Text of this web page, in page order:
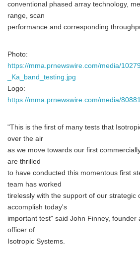
conventional phased array technology,
range, scan
performance and corresponding
Photo:
https://mma.prnewswire.com/media/
_Ka_band_testing.jpg
Logo:
https://mma.prnewswire.com/media/
"This is the first of many tests that
over the air
as we move towards our first
are thrilled
to have conducted this momentous first
team has worked
tirelessly with the support of our strategic
accomplish today's
important test" said John Finney, founder
officer of
Isotropic Systems.